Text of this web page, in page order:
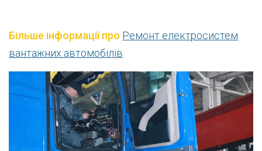
Більше інформації про Ремонт електросистем
вантажних автомобілів